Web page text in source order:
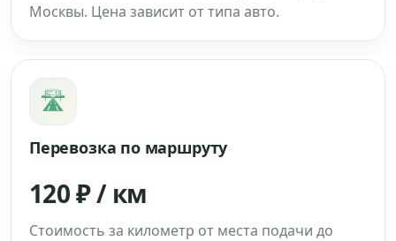
Москвы. Цена зависит от типа авто.
🛣
Перевозка по маршруту
120 ₽ / км
Стоимость за километр от места подачи до